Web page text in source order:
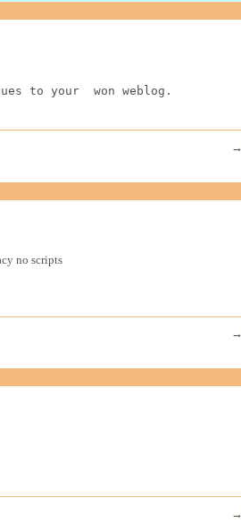
to your  won weblog.
→
no scripts
→
→